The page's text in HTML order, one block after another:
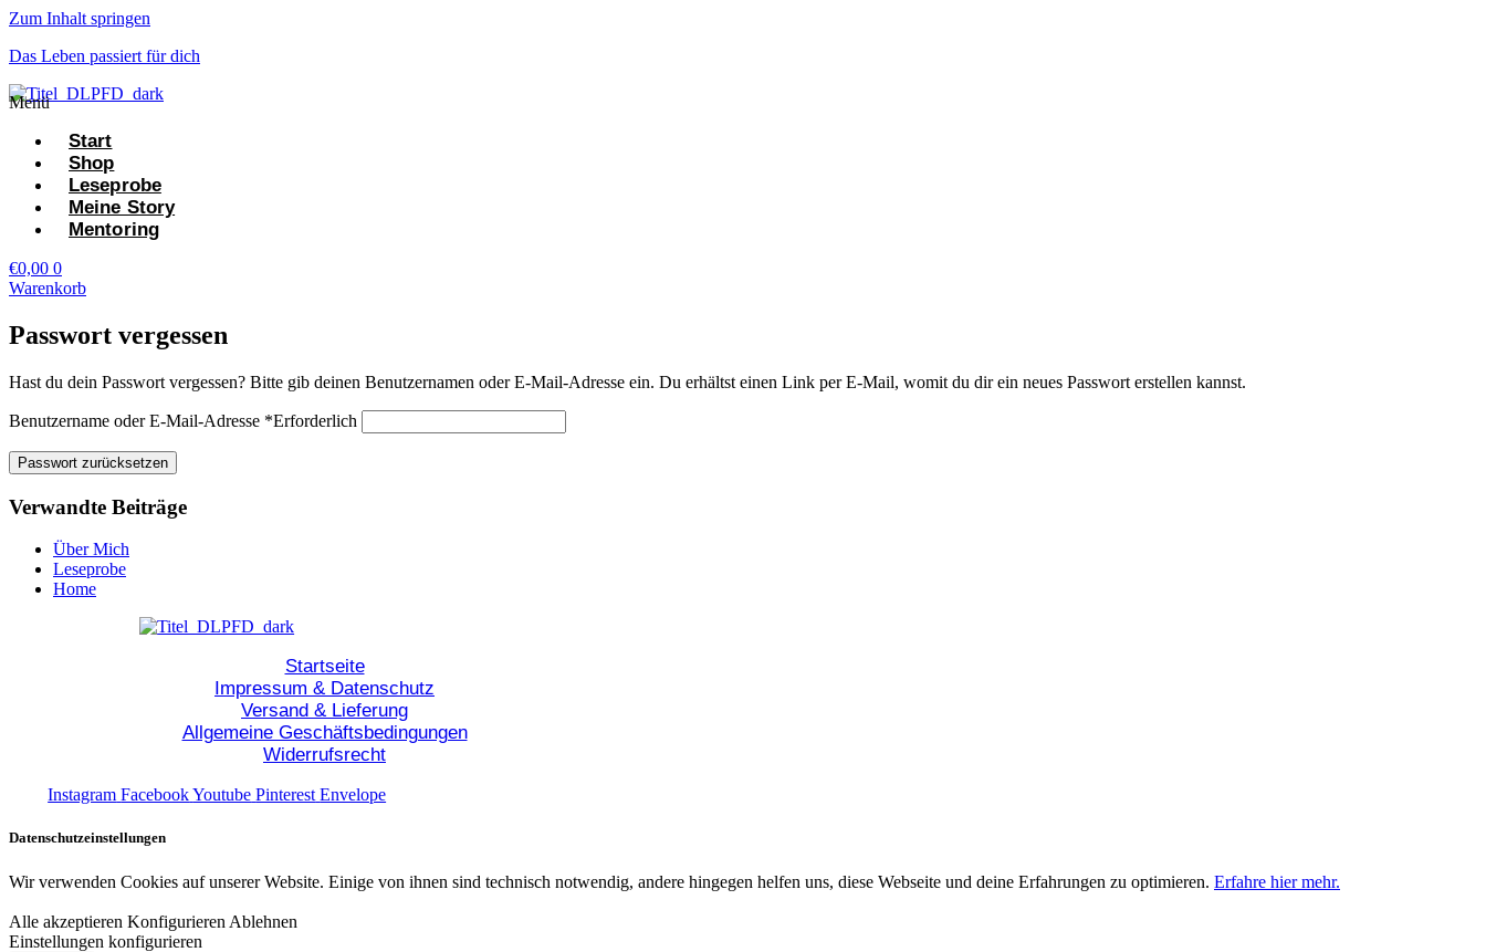
Zum Inhalt springen
Das Leben passiert für dich
Menü
Start
Shop
Leseprobe
Meine Story
Mentoring
€0,00 0
Warenkorb
Passwort vergessen
Hast du dein Passwort vergessen? Bitte gib deinen Benutzernamen oder E-Mail-Adresse ein. Du erhältst einen Link per E-Mail, womit du dir ein neues Passwort erstellen kannst.
Benutzername oder E-Mail-Adresse *Erforderlich
Passwort zurücksetzen
Verwandte Beiträge
Über Mich
Leseprobe
Home
Startseite
Impressum & Datenschutz
Versand & Lieferung
Allgemeine Geschäftsbedingungen
Widerrufsrecht
Instagram FacebookYoutube Pinterest Envelope
Datenschutzeinstellungen
Wir verwenden Cookies auf unserer Website. Einige von ihnen sind technisch notwendig, andere hingegen helfen uns, diese Webseite und deine Erfahrungen zu optimieren. Erfahre hier mehr.
Alle akzeptieren Konfigurieren Ablehnen
Einstellungen konfigurieren